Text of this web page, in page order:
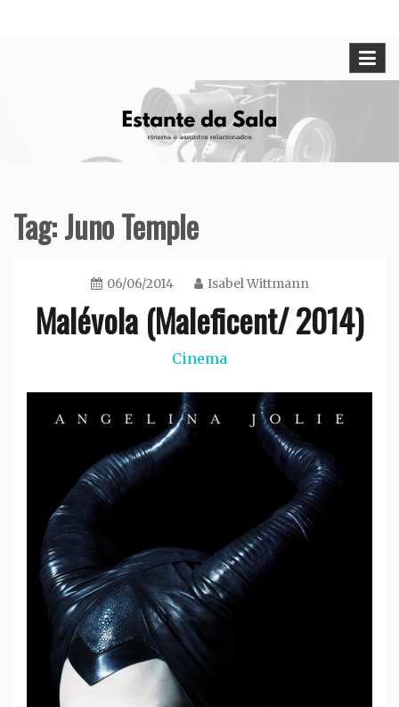
Tag:Juno Temple
06/06/2014 Isabel Wittmann
Malévola (Maleficent/ 2014)
Cinema